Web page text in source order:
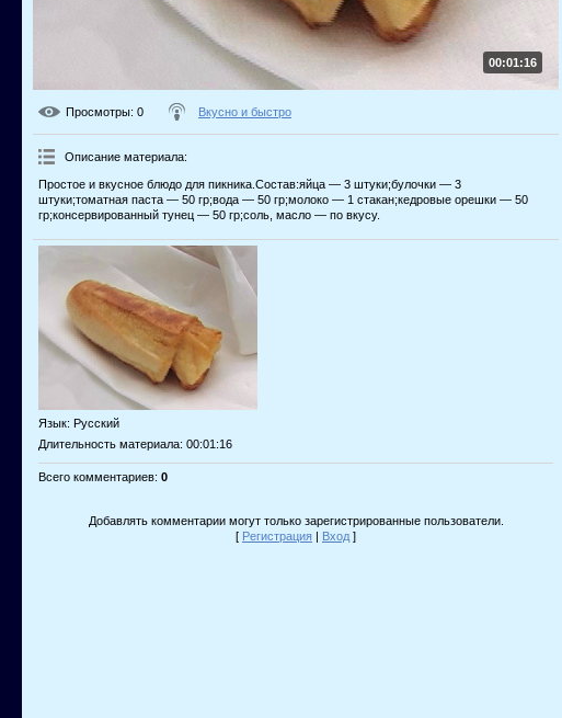
00:01:16
Просмотры: 0 Вкусно и быстро
Описание материала:
Простое и вкусное блюдо для пикника.Состав:яйца — 3 штуки;булочки — 3
штуки;томатная паста — 50 гр;вода — 50 гр;молоко — 1 стакан;кедровые орешки — 50
гр;консервированный тунец — 50 гр;соль, масло — по вкусу.
Язык: Русский
Длительность материала: 00:01:16
Всего комментариев: 0
Добавлять комментарии могут только зарегистрированные пользователи.
[ Регистрация | Вход ]